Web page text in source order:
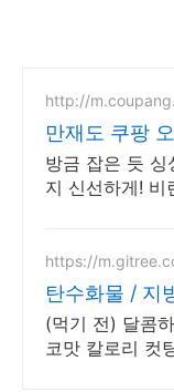
http://
만재도 쿠팡
방금 잡은 듯 싱
지 신선하게! 비
https://
탄수화물 / 지
(먹기 전) 달콤
코맛 칼로리 컷